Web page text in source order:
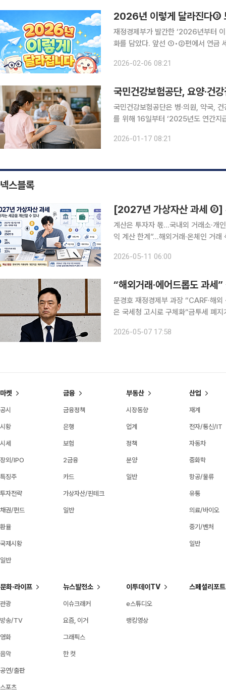
2026년 이렇게 달라진다③
재정경제부가 발간한 ‘2026년부터
화를 담았다. 앞선 ①•②편에서 연금
중교통비 환급 확대부터 어르신 무료
2026-02-06 08:21
국민건강보험공단, 요양·건
국민건강보험공단은 병·의원, 약국,
를 위해 16일부터 ‘2025년도 연간지
2026-01-17 08:21
넥스블록
[2027년 가상자산 과세 ②]
계산은 투자자 몫…국내외 거래소·개
익 계산 한계”…해외거래·온체인 거
만, 시장에서는 여전히 “정말 준비가
2026-05-11 06:00
“해외거래·에어드롭도 과세
문경호 재정경제부 과장 “CARF·해
은 국세청 고시로 구체화“금투세 폐
거래 유형에 대한 과세 실효성을 둘러
2026-05-07 17:58
마켓
공시
시황
시세
장외/IPO
특징주
투자전략
채권/펀드
환율
국제시황
일반
금융
금융정책
은행
보험
2금융
카드
가상자산/핀테크
일반
부동산
시장동향
업계
정책
분양
일반
산업
재계
전자/통신/IT
자동차
중화학
항공/물류
유통
의료/바이오
중기/벤처
일반
문화·라이프
관광
방송/TV
영화
음악
공연/출판
스포츠
뉴스발전소
이슈크래커
요즘, 이거
그래픽스
한 컷
이투데이TV
e스튜디오
랭킹영상
스페셜리포트